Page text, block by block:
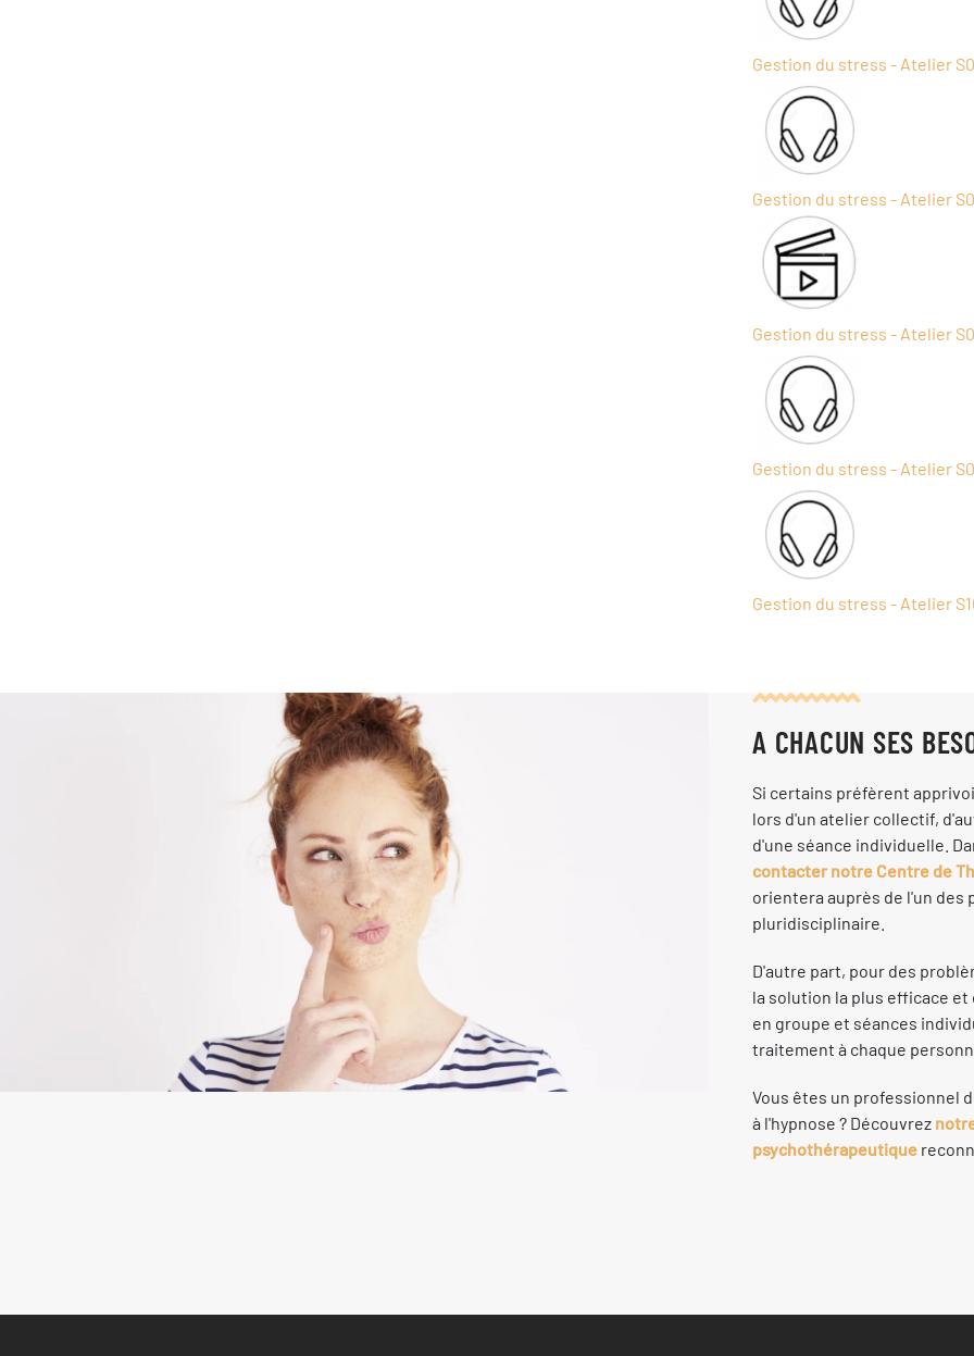
Gestion du stress - Atelier
Gestion du stress - Atelier
Gestion du stress - Atelier
Gestion du stress - Atelier
Gestion du stress - Atelier
A CHACUN SES
Si certains préfèrent
lors d'un atelier collectif,
d'une séance individuelle.
contacter notre Centre de
orientera auprès de l'un
pluridisciplinaire.
D'autre part, pour des
la solution la plus efficace
en groupe et séances
traitement à chaque
Vous êtes un professionnel
à l'hypnose ? Découvrez
psychothérapeutique